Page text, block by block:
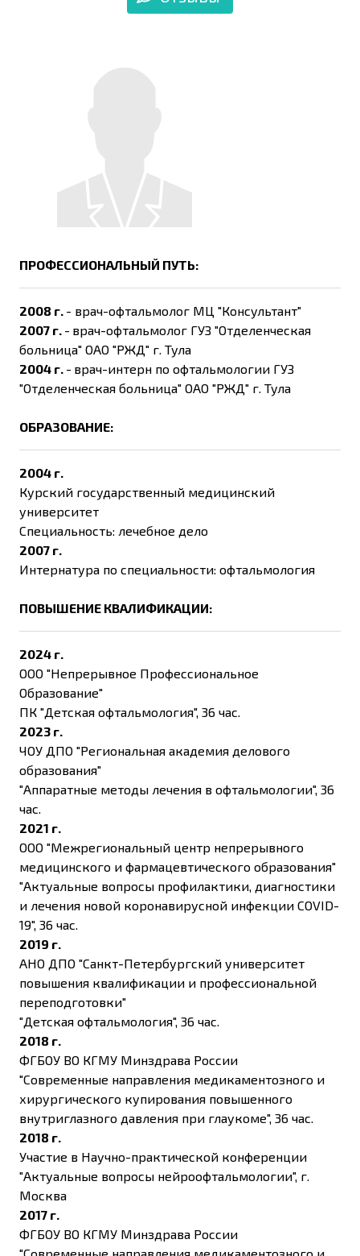
ПРОФЕССИОНАЛЬНЫЙ ПУТЬ:
2008 г. - врач-офтальмолог МЦ "Консультант"
2007 г. - врач-офтальмолог ГУЗ "Отделенческая
больница" ОАО "РЖД" г. Тула
2004 г. - врач-интерн по офтальмологии ГУЗ
"Отделенческая больница" ОАО "РЖД" г. Тула
ОБРАЗОВАНИЕ:
2004 г.
Курский государственный медицинский
университет
Специальность: лечебное дело
2007 г.
Интернатура по специальности: офтальмология
ПОВЫШЕНИЕ КВАЛИФИКАЦИИ:
2024 г.
ООО "Непрерывное Профессиональное
Образование"
ПК "Детская офтальмология", 36 час.
2023 г.
ЧОУ ДПО "Региональная академия делового
образования"
"Аппаратные методы лечения в офтальмологии", 36
час.
2021 г.
ООО "Межрегиональный центр непрерывного
медицинского и фармацевтического образования"
"Актуальные вопросы профилактики, диагностики
и лечения новой коронавирусной инфекции COVID-
19", 36 час.
2019 г.
АНО ДПО "Санкт-Петербургский университет
повышения квалификации и профессиональной
переподготовки"
"Детская офтальмология", 36 час.
2018 г.
ФГБОУ ВО КГМУ Минздрава России
"Современные направления медикаментозного и
хирургического купирования повышенного
внутриглазного давления при глаукоме", 36 час.
2018 г.
Участие в Научно-практической конференции
"Актуальные вопросы нейроофтальмологии", г.
Москва
2017 г.
ФГБОУ ВО КГМУ Минздрава России